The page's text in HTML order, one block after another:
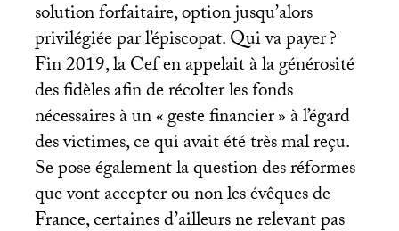
solution forfaitaire, option jusqu’alors
privilégiée par l’épiscopat. Qui va payer?
Fin 2019, la Cef en appelait à la générosité
des fidèles afin de récolter les fonds
nécessaires à un «geste financier» à l’égard
des victimes, ce qui avait été très mal reçu.
Se pose également la question des réformes
que vont accepter ou non les évêques de
France, certaines d’ailleurs ne relevant pas